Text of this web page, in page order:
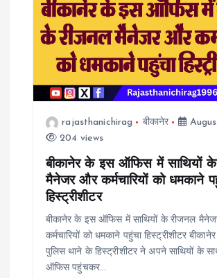
rajasthanichirag बीकानेर
204 views
बीकानेर के इस ऑफिस में साथियों
मैनेजर और कर्मचारियों को धमकाने
हिस्ट्रीशीटर
बीकानेर के इस ऑफिस में साथियों के रीजनल
कर्मचारियों को धमकाने पहुंचा हिस्ट्रीशीटर
पुलिस थाने के हिस्ट्रीशीटर ने अपने साथियों के
ऑफिस पहुंचकर…